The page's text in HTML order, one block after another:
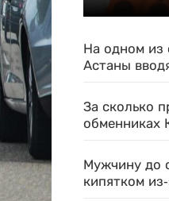
На одном из
Астаны
За сколько
обменниках
Мужчину до
кипятком